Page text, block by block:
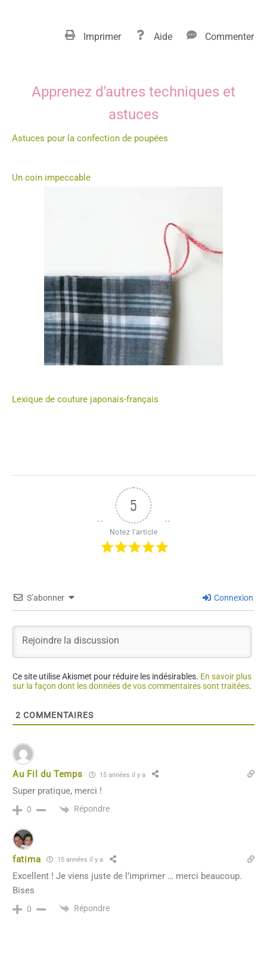
Imprimer Aide Commenter
Apprenez d'autres techniques et
astuces
Astuces pour la confection de poupées
Un coin impeccable
Lexique de couture japonais-français
5
Notez l'article
S’abonner Connexion
Ce site utilise Akismet pour réduire les indésirables. En savoir plus
sur la façon dont les données de vos commentaires sont traitées.
2 COMMENTAIRES
Au Fil du Temps 15 années il y a
Super pratique, merci !
0 Répondre
fatima 15 années il y a
Excellent ! Je viens juste de l’imprimer … merci beaucoup.
Bises
0 Répondre